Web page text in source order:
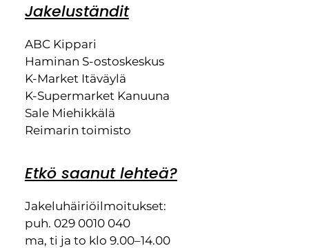
Jakeluständit
ABC Kippari
Haminan S-ostoskeskus
K-Market Itäväylä
K-Supermarket Kanuuna
Sale Miehikkälä
Reimarin toimisto
Etkö saanut lehteä?
Jakeluhäiriöilmoitukset:
puh. 029 0010 040
ma, ti ja to klo 9.00–14.00